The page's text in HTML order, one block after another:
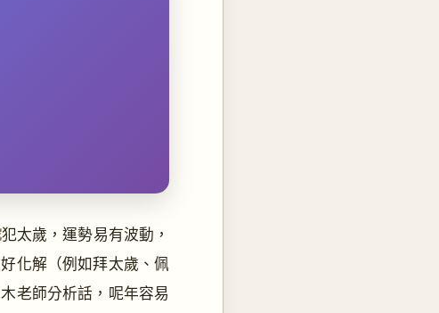
犯太歲，運勢易有波動，
化解（例如拜太歲、佩
老師分析話，呢年容易